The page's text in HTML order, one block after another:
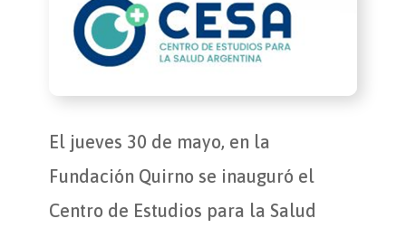
El jueves 30 de mayo, en la
Fundación Quirno se inauguró el
Centro de Estudios para la Salud